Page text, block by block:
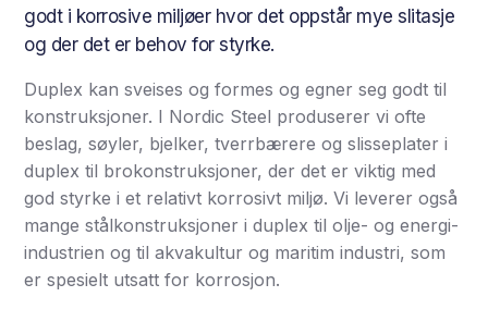
godt i korrosive miljøer hvor det oppstår mye slitasje
og der det er behov for styrke.
Duplex kan sveises og formes og egner seg godt til
konstruksjoner. I Nordic Steel produserer vi ofte
beslag, søyler, bjelker, tverrbærere og slisseplater i
duplex til brokonstruksjoner, der det er viktig med
god styrke i et relativt korrosivt miljø. Vi leverer også
mange stålkonstruksjoner i duplex til olje- og energi-
industrien og til akvakultur og maritim industri, som
er spesielt utsatt for korrosjon.